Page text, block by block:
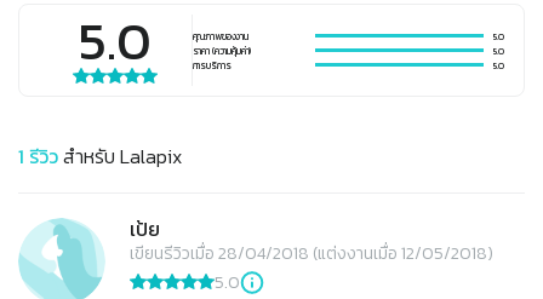
5.0 คุณภาพของงาน
5.0
ราคา (ความคุ้มค่า)
5.0
การบริการ
5.0
1 รีวิวสำหรับ Lalapix
เป้ย
เขียนรีวิวเมื่อ 28/04/2018 (แต่งงานเมื่อ 12/05/2018)
5.0